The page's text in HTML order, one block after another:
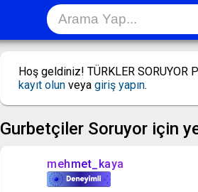
Hoş geldiniz! TÜRKLER SORUYOR
kayıt olunveya giriş yapın.
Gurbetçiler Soruyor için
mehmet_kaya